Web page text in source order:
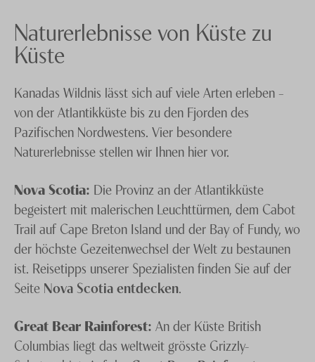
Naturerlebnisse von Küste zu
Küste
Kanadas Wildnis lässt sich auf viele Arten erleben –
von der Atlantikküste bis zu den Fjorden des
Pazifischen Nordwestens. Vier besondere
Naturerlebnisse stellen wir Ihnen hier vor.
Nova Scotia: Die Provinz an der Atlantikküste
begeistert mit malerischen Leuchttürmen, dem Cabot
Trail auf Cape Breton Island und der Bay of Fundy, wo
der höchste Gezeitenwechsel der Welt zu bestaunen
ist. Reisetipps unserer Spezialisten finden Sie auf der
Seite Nova Scotia entdecken.
Great Bear Rainforest: An der Küste British
Columbias liegt das weltweit grösste Grizzly-